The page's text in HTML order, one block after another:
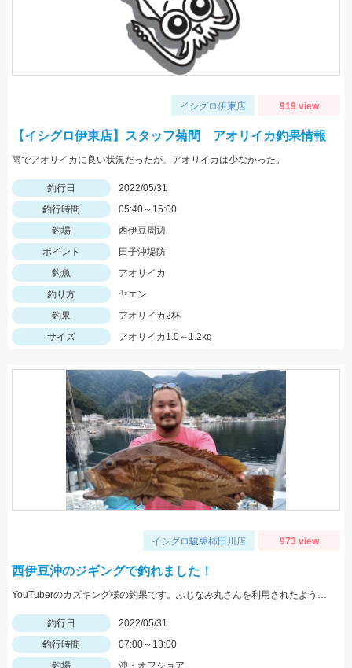
イシグロ伊東店 919 view
【イシグロ伊東店】スタッフ菊間 アオリイカ釣果情報
雨でアオリイカに良い状況だったが、アオリイカは少なかった。
釣行日
2022/05/31
釣行時間
05:40～15:00
釣場
西伊豆周辺
ポイント
田子沖堤防
釣魚
アオリイカ
釣り方
ヤエン
釣果
アオリイカ2杯
サイズ
アオリイカ1.0～1.2kg
イシグロ駿東柿田川店 973 view
西伊豆沖のジギングで釣れました！
YouTuberのカズキング様の釣果です。ふじなみ丸さんを利用されたようです。
釣行日
2022/05/31
釣行時間
07:00～13:00
釣場
沖・オフショア